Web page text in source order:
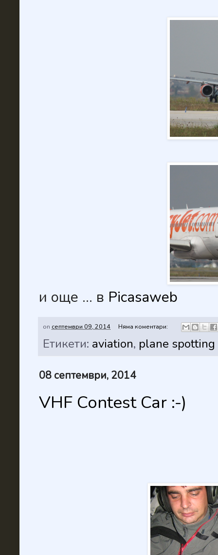
и още ... в Picasaweb
on септември 09, 2014 Няма коментари:
Етикети: aviation, plane spotting
08 септември, 2014
VHF Contest Car :-)